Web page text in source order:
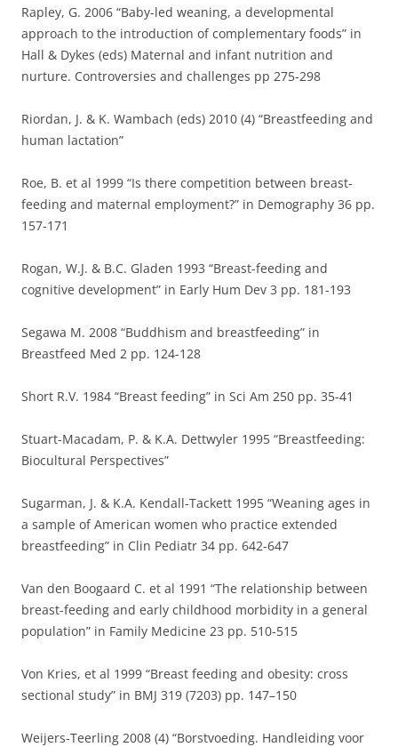
Rapley, G. 2006 “Baby-led weaning, a developmental
approach to the introduction of complementary foods” in
Hall & Dykes (eds) Maternal and infant nutrition and
nurture. Controversies and challenges pp 275-298
Riordan, J. & K. Wambach (eds) 2010 (4) “Breastfeeding and
human lactation”
Roe, B. et al 1999 “Is there competition between breast-
feeding and maternal employment?” in Demography 36 pp.
157-171
Rogan, W.J. & B.C. Gladen 1993 “Breast-feeding and
cognitive development” in Early Hum Dev 3 pp. 181-193
Segawa M. 2008 “Buddhism and breastfeeding” in
Breastfeed Med 2 pp. 124-128
Short R.V. 1984 “Breast feeding” in Sci Am 250 pp. 35-41
Stuart-Macadam, P. & K.A. Dettwyler 1995 “Breastfeeding:
Biocultural Perspectives”
Sugarman, J. & K.A. Kendall-Tackett 1995 “Weaning ages in
a sample of American women who practice extended
breastfeeding” in Clin Pediatr 34 pp. 642-647
Van den Boogaard C. et al 1991 “The relationship between
breast-feeding and early childhood morbidity in a general
population” in Family Medicine 23 pp. 510-515
Von Kries, et al 1999 “Breast feeding and obesity: cross
sectional study” in BMJ 319 (7203) pp. 147–150
Weijers-Teerling 2008 (4) “Borstvoeding. Handleiding voor